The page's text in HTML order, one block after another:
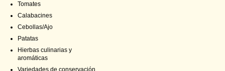
Tomates
Calabacines
Cebollas/Ajo
Patatas
Hierbas culinarias y
aromáticas
Variedades de conservación